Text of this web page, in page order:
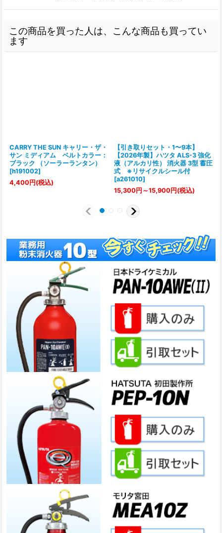
この商品を買った人は、こんな商品も買ってい
ます
CARRY THE SUN キャリー・ザ・
サン ミディアム ベルトカラー：
ブラック （ソーラーランタン）
[h191002]
4,400円(税込)
【引き取りセット・1〜9本】
【2026年製】ハツタ ALS-3 強化
液（アルカリ性） 消火器 3型 蓄圧
式 ※リサイクルシール付
[a261010]
15,300円 ～15,900円(税込)